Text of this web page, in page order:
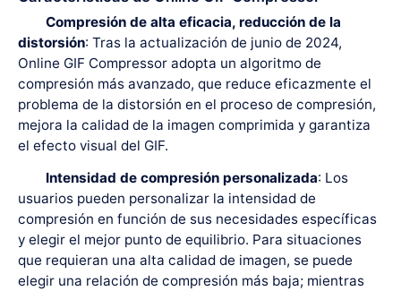
Compresión de alta eficacia, reducción de la
distorsión: Tras la actualización de junio de 2024,
Online GIF Compressor adopta un algoritmo de
compresión más avanzado, que reduce eficazmente el
problema de la distorsión en el proceso de compresión,
mejora la calidad de la imagen comprimida y garantiza
el efecto visual del GIF.
Intensidad de compresión personalizada: Los
usuarios pueden personalizar la intensidad de
compresión en función de sus necesidades específicas
y elegir el mejor punto de equilibrio. Para situaciones
que requieran una alta calidad de imagen, se puede
elegir una relación de compresión más baja; mientras